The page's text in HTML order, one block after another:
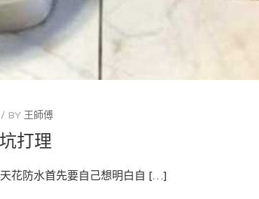
水
何
些 BY 王師傅
打理
花防水首先要自己想明白自 […]